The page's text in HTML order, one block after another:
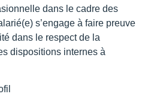
dans le cadre des
s’engage à faire preuve
dans le respect de la
dispositions internes à